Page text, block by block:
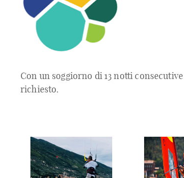
Con un soggiorno di 13 notti
richiesto.